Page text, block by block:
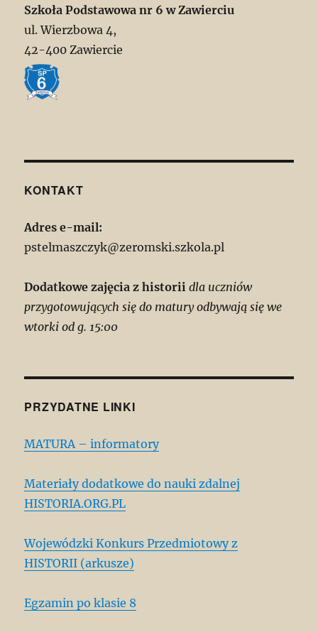
Szkoła Podstawowa nr 6 w Zawierciu
ul. Wierzbowa 4,
42-400 Zawiercie
KONTAKT
Adres e-mail:
pstelmaszczyk@zeromski.szkola.pl
Dodatkowe zajęcia z historii dla uczniów
przygotowujących się do matury odbywają się we
wtorki od g. 15:00
PRZYDATNE LINKI
MATURA – informatory
Materiały dodatkowe do nauki zdalnej
HISTORIA.ORG.PL
Wojewódzki Konkurs Przedmiotowy z
HISTORII (arkusze)
Egzamin po klasie 8